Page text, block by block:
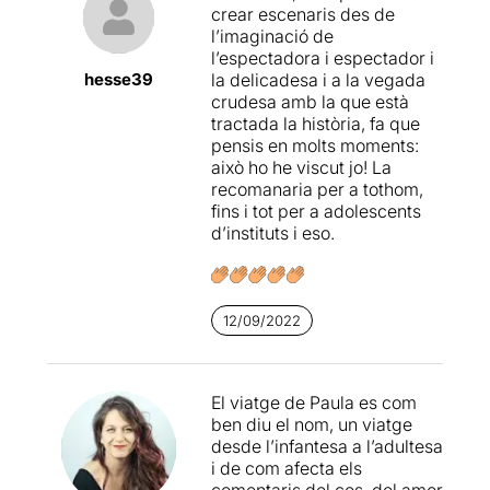
L’obra representa el viatge
de la Paula des del seu
naixement fins a l’edat
adulta passant per èpoques
de rebel·lia, decepció,
soledat i culpa. El seu
trastorn és l’anomenat
“d’afartades” que es
desencadena en un moment
de soledat i per una situació
violenta que no forma part
de la seva manera de ser. En
molts moment apareix la
Pepica, un interior que
sense que ens prepari cap al
problema excepte una petita
pinzellada d’una mare
exigent i l’avís per part d’ella
d’un clar perill de sobrepès.
hesse39
crear escenaris des de
l’imaginació de
l’espectadora i espectador i
la delicadesa i a la vegada
crudesa amb la que està
tractada la història, fa que
pensis en molts moments:
això ho he viscut jo! La
recomanaria per a tothom,
fins i tot per a adolescents
d’instituts i eso.
12/09/2022
El viatge de Paula es com
ben diu el nom, un viatge
desde l’infantesa a l’adultesa
i de com afecta els